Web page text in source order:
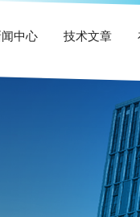
中心 技术文章